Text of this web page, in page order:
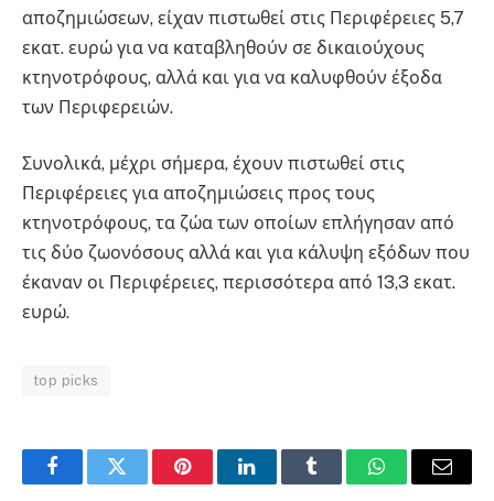
αποζημιώσεων, είχαν πιστωθεί στις Περιφέρειες 5,7
εκατ. ευρώ για να καταβληθούν σε δικαιούχους
κτηνοτρόφους, αλλά και για να καλυφθούν έξοδα
των Περιφερειών.
Συνολικά, μέχρι σήμερα, έχουν πιστωθεί στις
Περιφέρειες για αποζημιώσεις προς τους
κτηνοτρόφους, τα ζώα των οποίων επλήγησαν από
τις δύο ζωονόσους αλλά και για κάλυψη εξόδων που
έκαναν οι Περιφέρειες, περισσότερα από 13,3 εκατ.
ευρώ.
top picks
FacebookTwitter PinterestLinkedInTumblr WhatsAppEmail